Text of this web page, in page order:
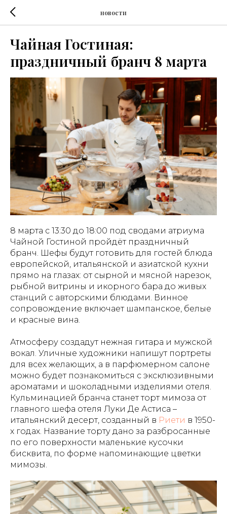
новости
Чайная Гостиная:
праздничный бранч 8 марта
8 марта с 13:30 до 18:00 под сводами атриума
Чайной Гостиной пройдёт праздничный
бранч. Шефы будут готовить для гостей блюда
европейской, итальянской и азиатской кухни
прямо на глазах: от сырной и мясной нарезок,
рыбной витрины и икорного бара до живых
станций с авторскими блюдами. Винное
сопровождение включает шампанское, белые
и красные вина.
Атмосферу создадут нежная гитара и мужской
вокал. Уличные художники напишут портреты
для всех желающих, а в парфюмерном салоне
можно будет познакомиться с эксклюзивными
ароматами и шоколадными изделиями отеля.
Кульминацией бранча станет торт мимоза от
главного шефа отеля Луки Де Астиса –
итальянский десерт, созданный в Риети в 1950-
х годах. Название торту дано за разбросанные
по его поверхности маленькие кусочки
бисквита, по форме напоминающие цветки
мимозы.